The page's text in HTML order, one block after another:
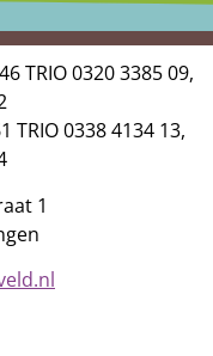
TRIO 0320 3385 09,
TRIO 0338 4134 13,
1